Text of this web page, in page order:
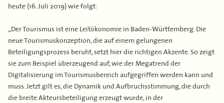
heute (16. Juli 2019) wie folgt:
„Der Tourismus ist eine Leitökonomie in Baden-Württemberg. Die
neue Tourismuskonzeption, die auf einem gelungenen
Beteiligungsprozess beruht, setzt hier die richtigen Akzente. So zeigt
sie zum Beispiel überzeugend auf, wie der Megatrend der
Digitalisierung im Tourismusbereich aufgegriffen werden kann und
muss. Jetzt gilt es, die Dynamik und Aufbruchsstimmung, die durch
die breite Akteursbeteiligung erzeugt wurde, in der